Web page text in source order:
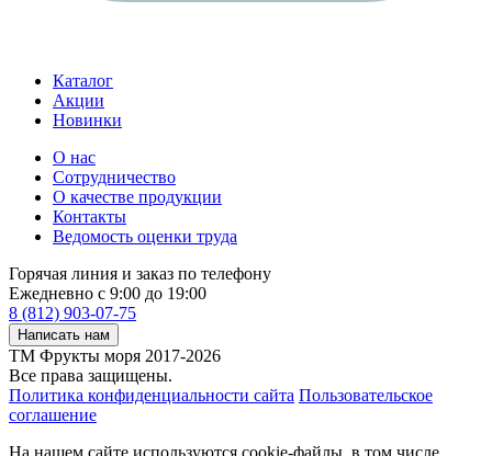
Каталог
Акции
Новинки
О нас
Сотрудничество
О качестве продукции
Контакты
Ведомость оценки труда
Горячая линия и заказ по телефону
Ежедневно с 9:00 до 19:00
8 (812) 903-07-75
Написать нам
ТМ Фрукты моря 2017-2026
Все права защищены.
Политика конфиденциальности сайта Пользовательское
соглашение
На нашем сайте используются cookie-файлы, в том числе